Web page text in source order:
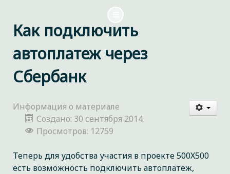
Как подключить
автоплатеж через
Сбербанк
Информация о материале
Создано: 30 сентября 2014
Просмотров: 12759
Теперь для удобства участия в проекте 500Х500
есть возможность подключить автоплатеж,